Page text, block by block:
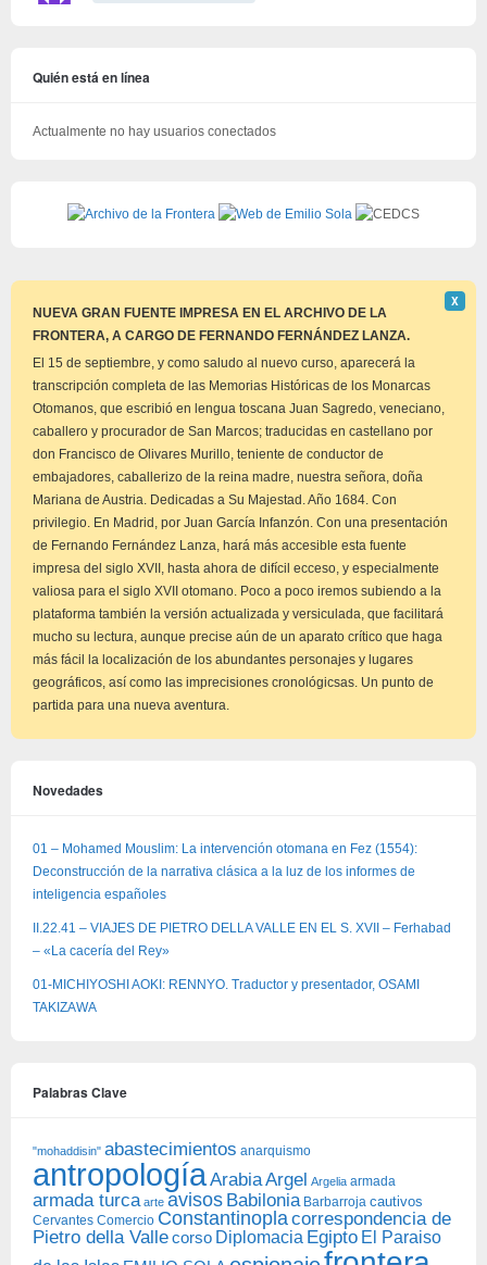
Quién está en línea
Actualmente no hay usuarios conectados
NUEVA GRAN FUENTE IMPRESA EN EL ARCHIVO DE LA
FRONTERA, A CARGO DE FERNANDO FERNÁNDEZ LANZA.
este
Χ
El 15 de septiembre, y como saludo al nuevo curso, aparecerá la
transcripción completa de las Memorias Históricas de los Monarcas
Otomanos, que escribió en lengua toscana Juan Sagredo, veneciano,
caballero y procurador de San Marcos; traducidas en castellano por
don Francisco de Olivares Murillo, teniente de conductor de
embajadores, caballerizo de la reina madre, nuestra señora, doña
Mariana de Austria. Dedicadas a Su Majestad. Año 1684. Con
privilegio. En Madrid, por Juan García Infanzón. Con una presentación
de Fernando Fernández Lanza, hará más accesible esta fuente
impresa del siglo XVII, hasta ahora de difícil ecceso, y especialmente
valiosa para el siglo XVII otomano. Poco a poco iremos subiendo a la
plataforma también la versión actualizada y versiculada, que facilitará
mucho su lectura, aunque precise aún de un aparato crítico que haga
más fácil la localización de los abundantes personajes y lugares
geográficos, así como las imprecisiones cronológicsas. Un punto de
partida para una nueva aventura.
Novedades
01 – Mohamed Mouslim: La intervención otomana en Fez (1554):
Deconstrucción de la narrativa clásica a la luz de los informes de
inteligencia españoles
II.22.41 – VIAJES DE PIETRO DELLA VALLE EN EL S. XVII – Ferhabad
– «La cacería del Rey»
01-MICHIYOSHI AOKI: RENNYO. Traductor y presentador, OSAMI
TAKIZAWA
Palabras Clave
"mohaddisin" abastecimientos anarquismo
antropología ArabiaArgel Argelia armada
armada turca arte avisos Babilonia Barbarroja cautivos
Cervantes Comercio Constantinopla correspondencia de
Pietro della Vallecorso Diplomacia Egipto El Paraiso